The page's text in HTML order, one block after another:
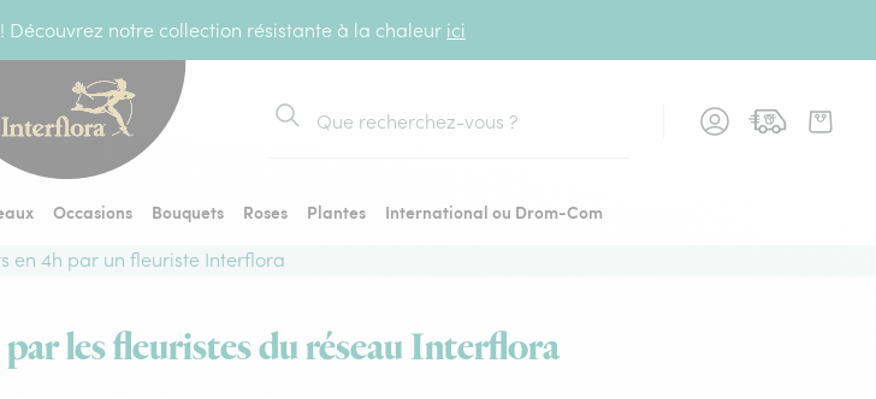
Découvrez notre collection résistante à la chaleur ici
Rechercher
Occasions Bouquets Roses Plantes
International ou Drom-Com
en 4h par un fleuriste Interflora
les fleuristes du réseau Interflora